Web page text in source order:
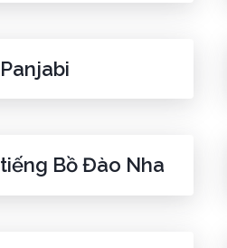
Panjabi
tiếng Bồ Đào Nha